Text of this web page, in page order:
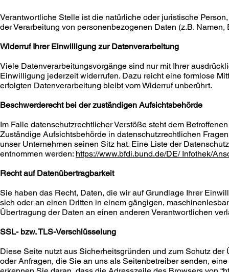
Verantwortliche Stelle ist die natürliche oder juristische
der Verarbeitung von personenbezogenen Daten (z.B.
Widerruf Ihrer Einwilligung zur Datenverarbeitung
Viele Datenverarbeitungsvorgänge sind nur mit Ihrer
Einwilligung jederzeit widerrufen. Dazu reicht eine formlose
erfolgten Datenverarbeitung bleibt vom Widerruf unberührt.
Beschwerderecht bei der zuständigen Aufsichtsbehörde
Im Falle datenschutzrechtlicher Verstöße steht dem
Zuständige Aufsichtsbehörde in datenschutzrechtlichen
unser Unternehmen seinen Sitz hat. Eine Liste der
entnommen werden: https://www.bfdi.bund.de/DE/ Infothek/
Recht auf Datenübertragbarkeit
Sie haben das Recht, Daten, die wir auf Grundlage Ihrer
sich oder an einen Dritten in einem gängigen,
Übertragung der Daten an einen anderen Verantwortlichen
SSL- bzw. TLS-Verschlüsselung
Diese Seite nutzt aus Sicherheitsgründen und zum Schutz
oder Anfragen, die Sie an uns als Seitenbetreiber senden,